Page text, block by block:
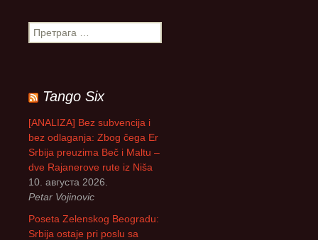
П
р
а
г
а
з
а
:
Tango Six
[ANALIZA] Bez subvencija i
bez odlaganja: Zbog čega Er
Srbija preuzima Beč i Maltu –
dve Rajanerove rute iz Niša
10. августа 2026.
Petar Vojinovic
Poseta Zelenskog Beogradu:
Srbija ostaje pri poslu sa